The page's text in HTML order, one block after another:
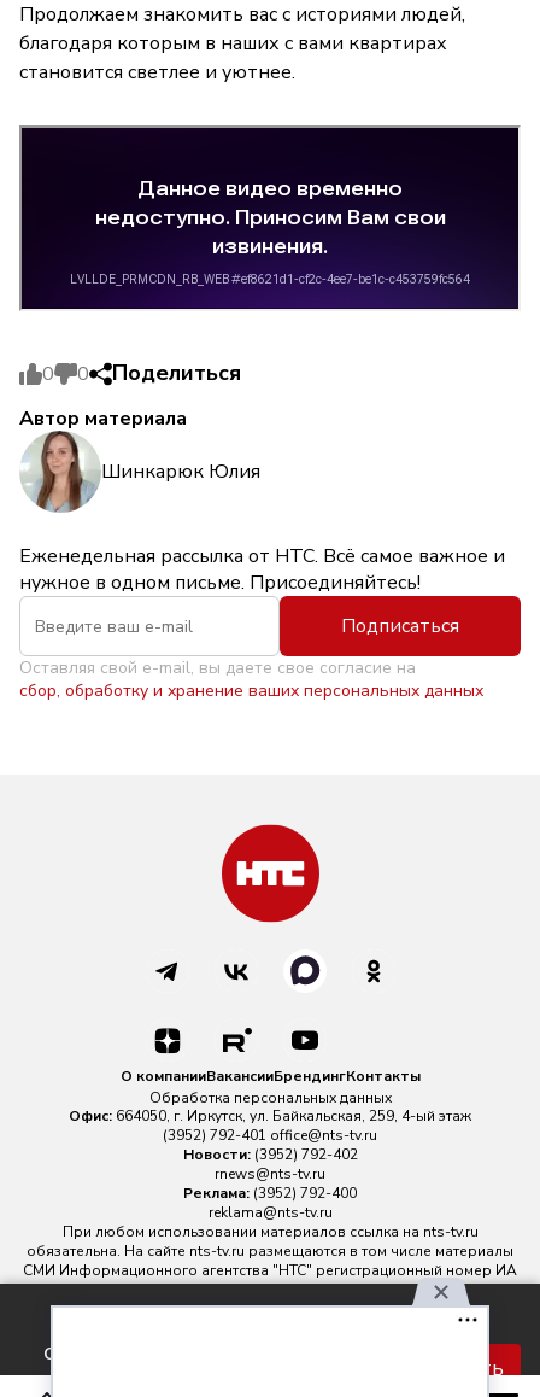
Продолжаем знакомить вас с историями людей,
благодаря которым в наших с вами квартирах
становится светлее и уютнее.
0 0 Поделиться
Автор материала
Шинкарюк Юлия
Еженедельная рассылка от НТС. Всё самое важное и
нужное в одном письме. Присоединяйтесь!
Подписаться
Оставляя свой e-mail, вы даете свое согласие на
сбор, обработку и хранение ваших персональных данных
соглашаетесь с правилами
Принять
О компанииВакансииБрендингКонтакты
Обработка персональных данных
Офис: 664050, г. Иркутск, ул. Байкальская, 259, 4-ый этаж
(3952) 792-401 office@nts-tv.ru
Новости: (3952) 792-402
rnews@nts-tv.ru
Реклама: (3952) 792-400
reklama@nts-tv.ru
При любом использовании материалов ссылка на nts-tv.ru
обязательна. На сайте nts-tv.ru размещаются в том числе материалы
СМИ Информационного агентства "НТС" регистрационный номер ИА
№ ФС 77 - 88763 зарегистрировано Федеральной службой по
надзору в сфере связи, информационных технологий и массовых
Главный редактор ИА "НТС" Иштулкин Евгений Александрович
16+